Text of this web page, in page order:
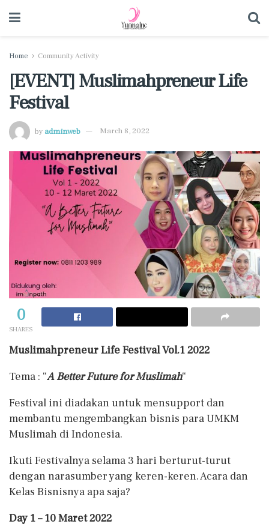
Home Community Activity
[EVENT] Muslimahpreneur Life
Festival
by adminweb March 8, 2022
0
SHARES
Muslimahpreneur Life Festival Vol.1 2022
Tema : “A Better Future for Muslimah“
Festival ini diadakan untuk mensupport dan
membantu mengembangkan bisnis para UMKM
Muslimah di Indonesia.
Ikuti Festivalnya selama 3 hari berturut-turut
dengan narasumber yang keren-keren. Acara dan
Kelas Bisnisnya apa saja?
Day 1 – 10 Maret 2022